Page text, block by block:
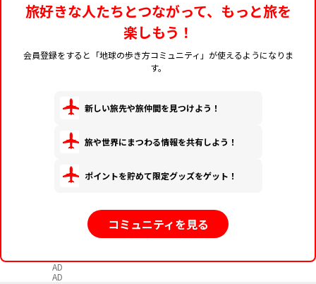
旅好きな人たちとつながって、もっと旅を
楽しもう！
会員登録をすると「地球の歩き方コミュニティ」が使えるようになりま
す。
新しい旅先や旅仲間を見つけよう！
旅や世界にまつわる情報を共有しよう！
ポイントを貯めて限定グッズをゲット！
コミュニティを見る
AD
AD